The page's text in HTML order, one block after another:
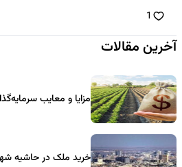
1
آخرین مقالات
مزایا و معایب
خرید ملک در حاشیه